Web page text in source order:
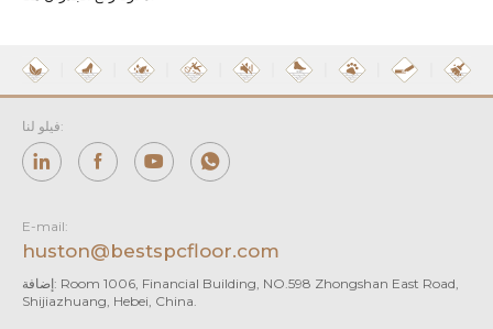
فيلو لنا:
E-mail:
huston@bestspcfloor.com
إضافة: Room 1006, Financial Building, NO.598 Zhongshan East Road,
Shijiazhuang, Hebei, China.